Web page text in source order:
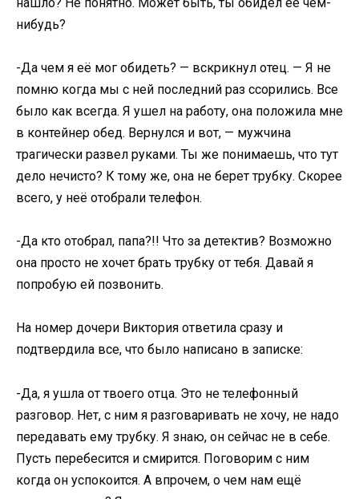
нибудь?
-Да чем я её мог обидеть? — вскрикнул отец. — Я не
помню когда мы с ней последний раз ссорились. Все
было как всегда. Я ушел на работу, она положила мне
в контейнер обед. Вернулся и вот, — мужчина
трагически развел руками. Ты же понимаешь, что тут
дело нечисто? К тому же, она не берет трубку. Скорее
всего, у неё отобрали телефон.
-Да кто отобрал, папа?!! Что за детектив? Возможно
она просто не хочет брать трубку от тебя. Давай я
попробую ей позвонить.
На номер дочери Виктория ответила сразу и
подтвердила все, что было написано в записке:
-Да, я ушла от твоего отца. Это не телефонный
разговор. Нет, с ним я разговаривать не хочу, не надо
передавать ему трубку. Я знаю, он сейчас не в себе.
Пусть перебесится и смирится. Поговорим с ним
когда он успокоится. А впрочем, о чем нам ещё